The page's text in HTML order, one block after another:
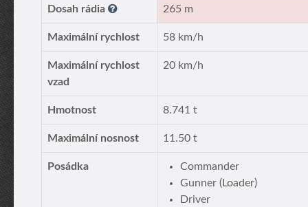
Dosah rádia 265 m
Maximální rychlost 58 km/h
Maximální rychlost
vzad
20 km/h
Hmotnost 8.741 t
Maximální nosnost 11.50 t
Posádka
Commander
Gunner (Loader)
Driver